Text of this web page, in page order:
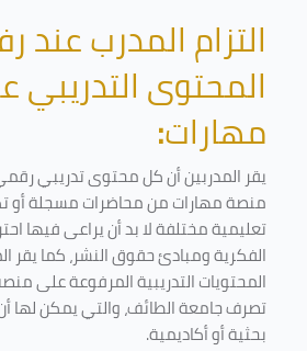
التزام المدرب عند
المحتوى
مهارات:
يقر المدربين أن كل محتوى تدريبي
منصة مهارات من محاضرات مسجلة أو
تعليمية مختلفة لا بد أن يراعى فيها
الفكرية ومبادئ حقوق النشر، كما يقر
المحتويات التدريبية المرفوعة على
تصرف جامعة الطائف، والتي يمكن لها
بحثية أو أكاديمية.